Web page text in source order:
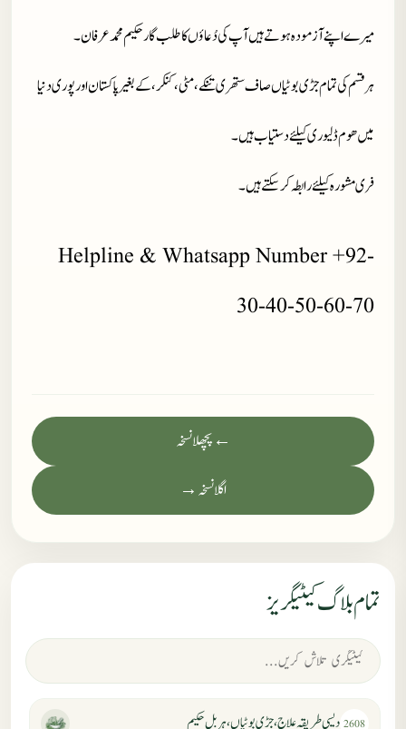
میرے اپنے آزمودہ ہوتے ہیں آپ کی دُعاؤں کا طلب گار حکیم محمد عرفان۔
ہر قسم کی تمام جڑی بوٹیاں صاف ستھری تنکے، مٹی، کنکر، کے بغیر پاکستان اور پوری دنیا
میں ھوم ڈلیوری کیلئے دستیاب ہیں۔
فری مشورہ کیلئے رابطہ کر سکتے ہیں۔
Helpline & Whatsapp Number +92-
30-40-50-60-70
← پچھلا نسخہ
اگلا نسخہ →
تمام بلاگ کیٹیگریز
2608 دیسی طریقہ علاج، جڑی بوٹیاں، ہربل حکیم